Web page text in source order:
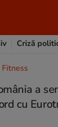
Criză
Fitness
a
cu